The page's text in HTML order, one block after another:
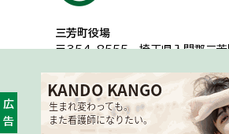
三芳町役場
〒354-8555埼玉県入間郡三
一般的な業務時間8時30分から
開庁時間・アクセス
広告